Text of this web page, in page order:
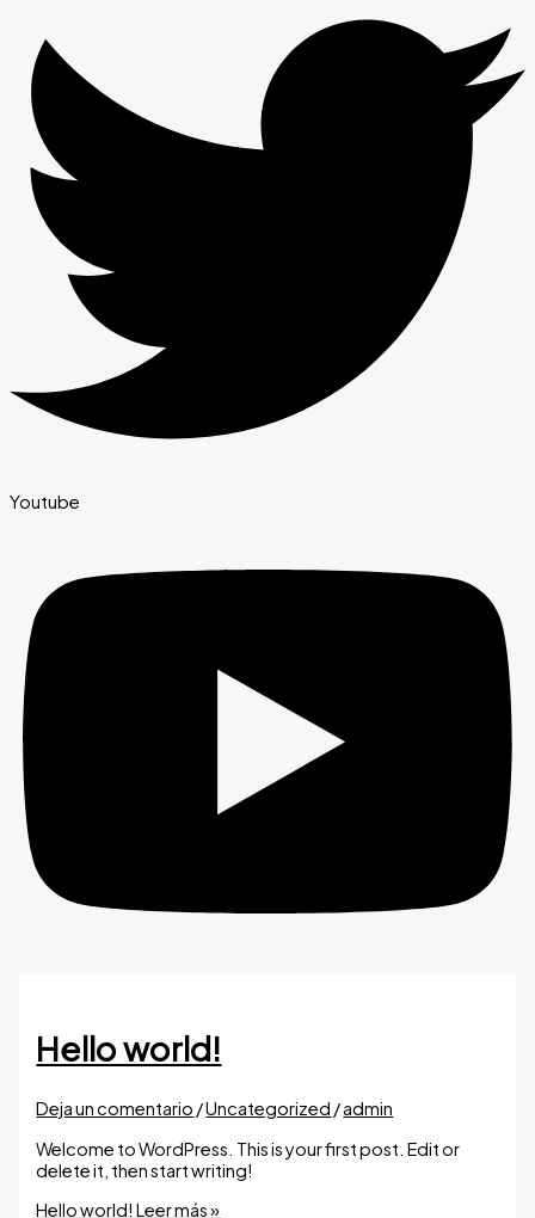
Youtube
Hello world!
Deja un comentario /Uncategorized /admin
Welcome to WordPress. This is your first post. Edit or
delete it, then start writing!
Hello world! Leer más »